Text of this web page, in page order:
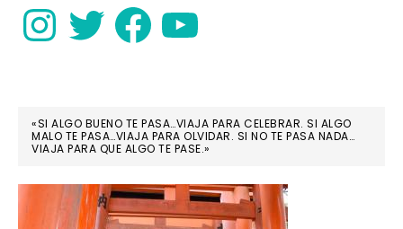
InstagramTwitter FacebookYouTube
«SI ALGO BUENO TE PASA…VIAJA PARA CELEBRAR. SI ALGO
MALO TE PASA…VIAJA PARA OLVIDAR. SI NO TE PASA NADA…
VIAJA PARA QUE ALGO TE PASE.»